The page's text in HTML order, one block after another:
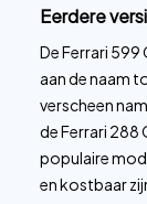
Eerdere
De Ferrari
aan de naam
verscheen
de Ferrari 288
populaire
en kostbaar